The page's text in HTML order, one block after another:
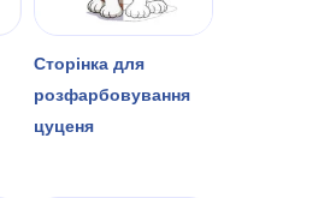
Сторінка для
розфарбовування
цуценя